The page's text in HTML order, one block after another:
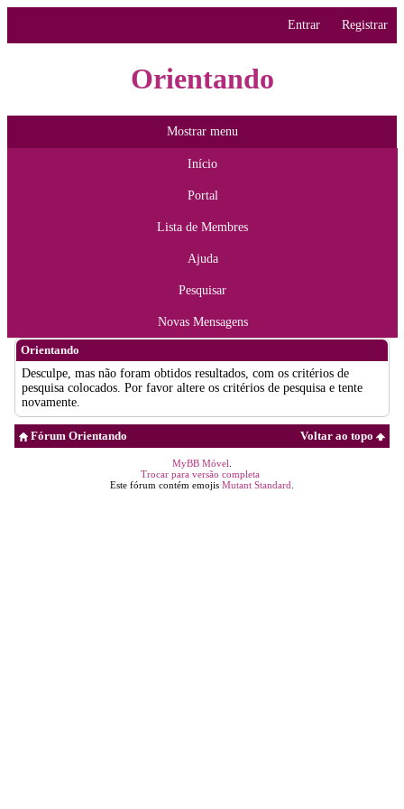
Entrar Registrar
Orientando
Mostrar menu
Início
Portal
Lista de Membres
Ajuda
Pesquisar
Novas Mensagens
Orientando
Desculpe, mas não foram obtidos resultados, com os critérios de
pesquisa colocados. Por favor altere os critérios de pesquisa e tente
novamente.
Voltar ao topo
Fórum Orientando
MyBB Móvel
Trocar para versão completa
Este fórum contém emojis Mutant Standard